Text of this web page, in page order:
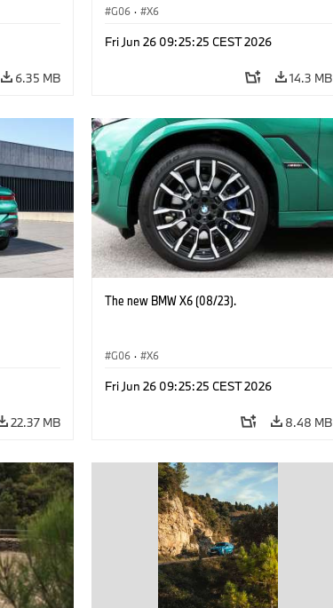
6.35 MB
G06 · X6
Fri Jun 26 09:25:25 CEST 2026
14.3 MB
22.37 MB
The new BMW X6 (08/23).
G06 · X6
Fri Jun 26 09:25:25 CEST 2026
8.48 MB